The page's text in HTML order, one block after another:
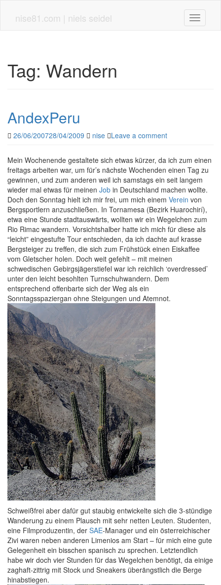
nise81.com | niels seidel Toggle
Tag: Wandern
AndexPeru
26/06/200728/04/2009 nise Leave a comment
Mein Wochenende gestaltete sich etwas kürzer, da ich zum einen
freitags arbeiten war, um für’s nächste Wochenden einen Tag zu
gewinnen, und zum anderen weil ich samstags ein seit langem
wieder mal etwas für meinen Job in Deutschland machen wollte.
Doch den Sonntag hielt ich mir frei, um mich einem Verein von
Bergsportlern anzuschließen. In Tornamesa (Bezirk Huarochirí),
etwa eine Stunde stadtauswärts, wollten wir ein Wegelchen zum
Rio Rimac wandern. Vorsichtshalber hatte ich mich für diese als
“leicht” eingestufte Tour entschieden, da ich dachte auf krasse
Bergsteiger zu treffen, die sich zum Frühstück einen Eiskaffee
vom Gletscher holen. Doch weit gefehlt – mit meinen
schwedischen Gebirgsjägerstiefel war ich reichlich ‘overdressed’
unter den leicht besohlten Turnschuhwandern. Dem
entsprechend offenbarte sich der Weg als ein
Sonntagsspaziergan ohne Steigungen und Atemnot.
Schweißfrei aber dafür gut staubig entwickelte sich die 3-stündige
Wanderung zu einem Plausch mit sehr netten Leuten. Studenten,
eine Filmproduzentin, der SAE-Manager und ein österreichischer
Zivi waren neben anderen Limenios am Start – für mich eine gute
Gelegenheit ein bisschen spanisch zu sprechen. Letztendlich
habe wir doch vier Stunden für das Wegelchen benötigt, da einige
zaghaft-zittrig mit Stock und Sneakers überängstlich die Berge
hinabstiegen.